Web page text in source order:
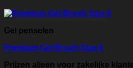
Gel penselen
Premium Gel Brush Size 6
Prijzen alleen voor zakelijke